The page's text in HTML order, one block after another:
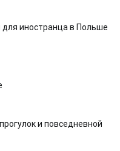
для иностранца в Польше
и повседневной